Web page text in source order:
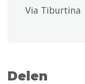
Via Tiburtina
Delen